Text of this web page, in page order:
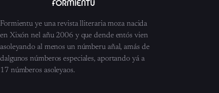
Formientu ye una revista lliteraria moza nacida
en Xixón nel añu 2006 y que dende entós vien
asoleyando al menos un númberu añal, amás de
dalgunos númberos especiales, aportando yá a
17 númberos asoleyaos.